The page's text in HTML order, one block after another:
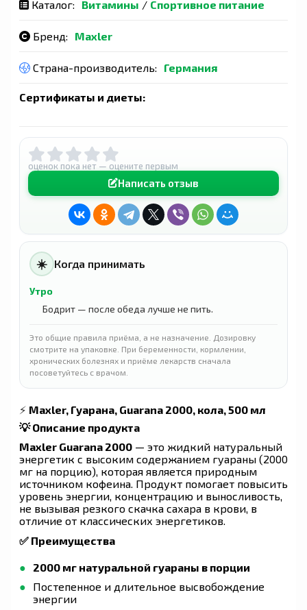
Каталог: Витамины / Спортивное питание
Бренд: Maxler
Страна-производитель: Германия
Сертификаты и диеты:
оценок пока нет — оцените первым
Написать отзыв
☀️ Когда принимать
Утро
Бодрит — после обеда лучше не пить.
Это общие правила приёма, а не назначение. Дозировку
смотрите на упаковке. При беременности, кормлении,
хронических болезнях и приёме лекарств сначала
посоветуйтесь с врачом.
⚡ Maxler, Гуарана, Guarana 2000, кола, 500 мл
💡 Описание продукта
Maxler Guarana 2000 — это жидкий натуральный
энергетик с высоким содержанием гуараны (2000
мг на порцию), которая является природным
источником кофеина. Продукт помогает повысить
уровень энергии, концентрацию и выносливость,
не вызывая резкого скачка сахара в крови, в
отличие от классических энергетиков.
✅ Преимущества
2000 мг натуральной гуараны в порции
Постепенное и длительное высвобождение
энергии